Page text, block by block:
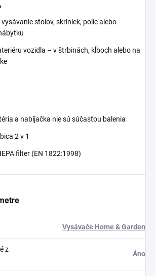
stolov, skriniek, políc alebo
vozidla – v štrbinách, kĺboch alebo na
a nabíjačka nie sú súčasťou balenia
2 v 1
filter (EN 1822:1998)
Vysávače Home & Garden
z
Áno